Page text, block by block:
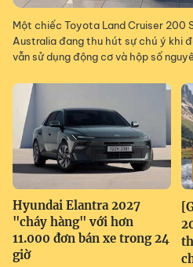
Một chiếc Toyota Land Cruiser 200
Australia đang thu hút sự chú ý khi
vẫn sử dụng động cơ và hộp số
Hyundai Elantra 2027
"cháy hàng" với hơn
11.000 đơn bán xe trong 24
giờ